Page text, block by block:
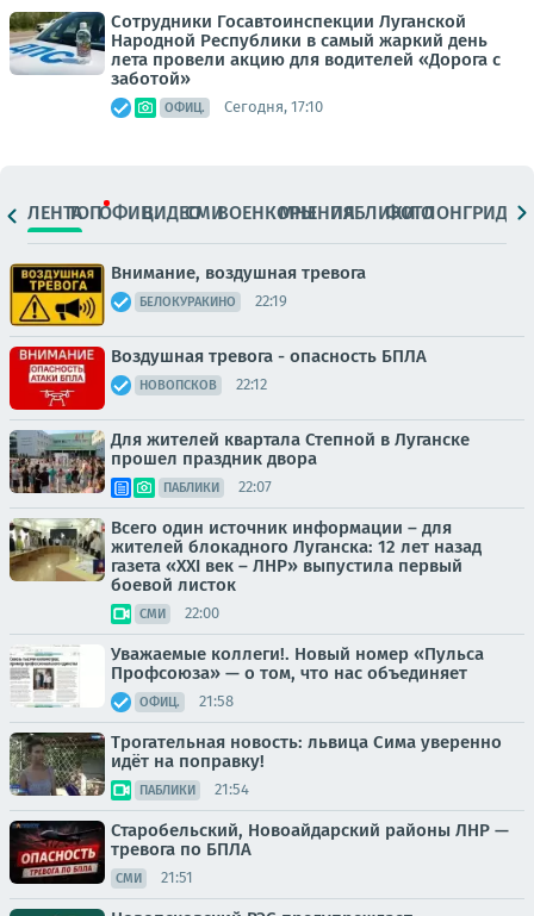
Сотрудники Госавтоинспекции Луганской
Народной Республики в самый жаркий день
лета провели акцию для водителей «Дорога с
заботой»
ОФИЦ. Сегодня, 17:10
ЛЕНТАТОПОФИЦ.ВИДЕОСМИВОЕНКОРЫМНЕНИЯПАБЛИКИ
ФОТОЛОНГРИДЫ
Внимание, воздушная тревога
БЕЛОКУРАКИНО 22:19
Воздушная тревога - опасность БПЛА
НОВОПСКОВ 22:12
Для жителей квартала Степной в Луганске
прошел праздник двора
ПАБЛИКИ 22:07
Всего один источник информации – для
жителей блокадного Луганска: 12 лет назад
газета «XXI век – ЛНР» выпустила первый
боевой листок
СМИ 22:00
Уважаемые коллеги!. Новый номер «Пульса
Профсоюза» — о том, что нас объединяет
ОФИЦ. 21:58
Трогательная новость: львица Сима уверенно
идёт на поправку!
ПАБЛИКИ 21:54
Старобельский, Новоайдарский районы ЛНР —
тревога по БПЛА
СМИ 21:51